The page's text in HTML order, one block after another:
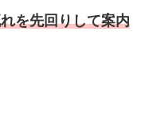
を先回りして案内